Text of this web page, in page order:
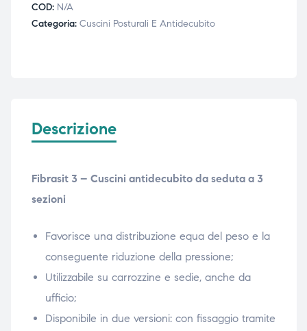
COD: N/A
Categoria: Cuscini Posturali E Antidecubito
Descrizione
Fibrasit 3 – Cuscini antidecubito da seduta a 3
sezioni
Favorisce una distribuzione equa del peso e la
conseguente riduzione della pressione;
Utilizzabile su carrozzine e sedie, anche da
ufficio;
Disponibile in due versioni: con fissaggio tramite